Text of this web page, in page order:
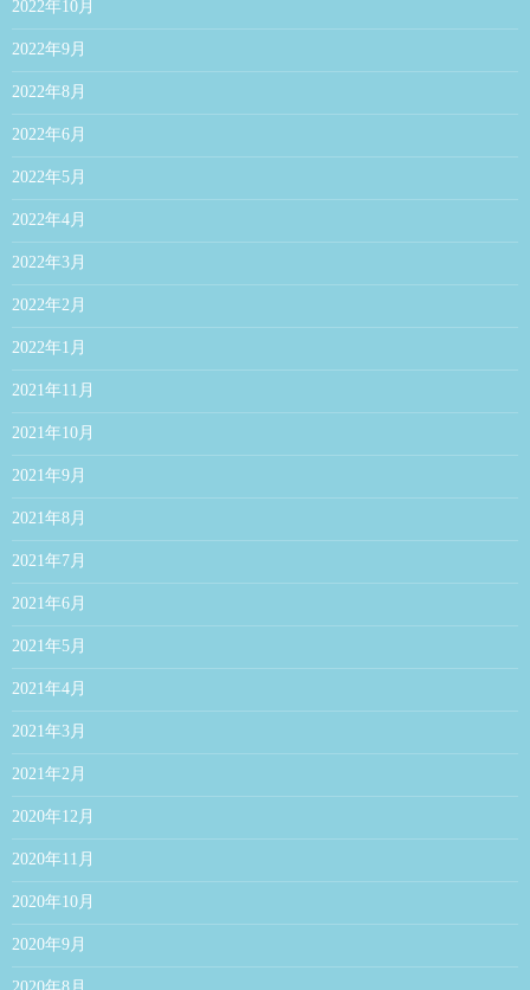
2022年10月
2022年9月
2022年8月
2022年6月
2022年5月
2022年4月
2022年3月
2022年2月
2022年1月
2021年11月
2021年10月
2021年9月
2021年8月
2021年7月
2021年6月
2021年5月
2021年4月
2021年3月
2021年2月
2020年12月
2020年11月
2020年10月
2020年9月